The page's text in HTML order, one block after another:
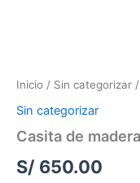
Inicio / Sin categorizar
Sin categorizar
Casita de
S/ 650.00